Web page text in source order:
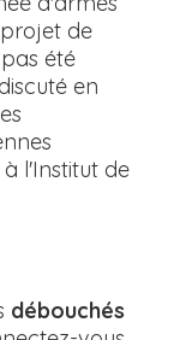
projet de
été
en
l'Institut de
débouchés